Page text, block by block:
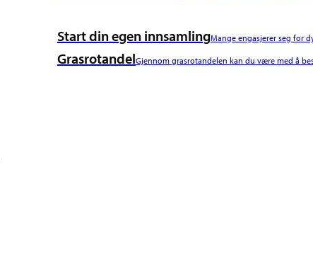
Start din egen innsamlingMange engasjerer seg for
GrasrotandelGjennom grasrotandelen kan du være med å